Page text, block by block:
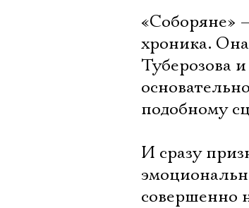
«Соборяне»
хроника.
Туберозова
подобному
И сразу
совершенно